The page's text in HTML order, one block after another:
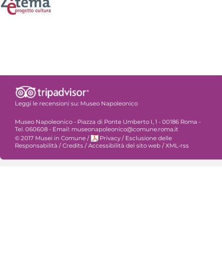
Leggi le recensioni su: Museo Napoleonico
Museo Napoleonico - Piazza di Ponte Umberto I, 1 - 00186 Roma -
Tel. 060608 - Email: museonapoleonico@comune.roma.it
© 2017 Musei in Comune / Privacy / Esclusione delle
Responsabilità / Credits / Accessibilità del sito web / XML-rss